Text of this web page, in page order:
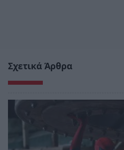
Σχετικά Άρθρα